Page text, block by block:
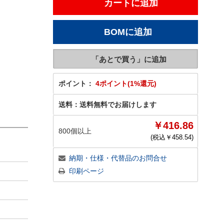
ポイント： 4ポイント(1%還元)
送料： 送料無料でお届けします
800個以上 ￥416.86
(税込￥ 458.54)
納期・仕様・代替品のお問合せ
印刷ページ